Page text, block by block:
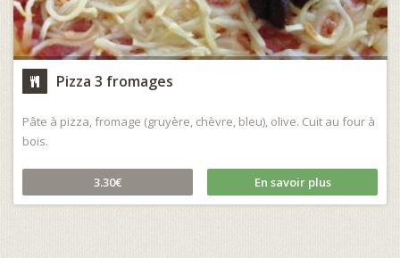
Pizza 3 fromages
Pâte à pizza, fromage (gruyère, chèvre, bleu), olive. Cuit au four à
bois.
3.30€ En savoir plus